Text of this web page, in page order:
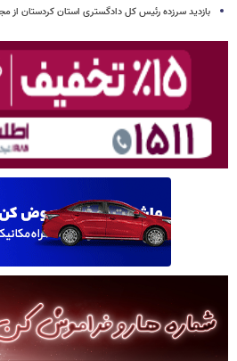
بازدید سرزده رئیس کل دادگستری استان کردستان